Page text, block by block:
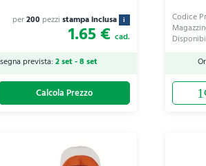
per200 pezzi stampa inclusa i
1.65 € cad.
prevista:2 set - 8 set
Calcola Prezzo